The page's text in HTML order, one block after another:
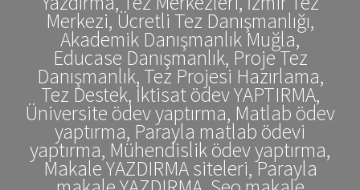
Merkezi, Ücretli Tez Danışmanlığı,
Akademik Danışmanlık Muğla,
Educase Danışmanlık, Proje Tez
Danışmanlık, Tez Projesi Hazırlama,
Tez Destek, İktisat ödev YAPTIRMA,
Üniversite ödev yaptırma, Matlab ödev
yaptırma, Parayla matlab ödevi
yaptırma, Mühendislik ödev yaptırma,
Makale YAZDIRMA siteleri, Parayla